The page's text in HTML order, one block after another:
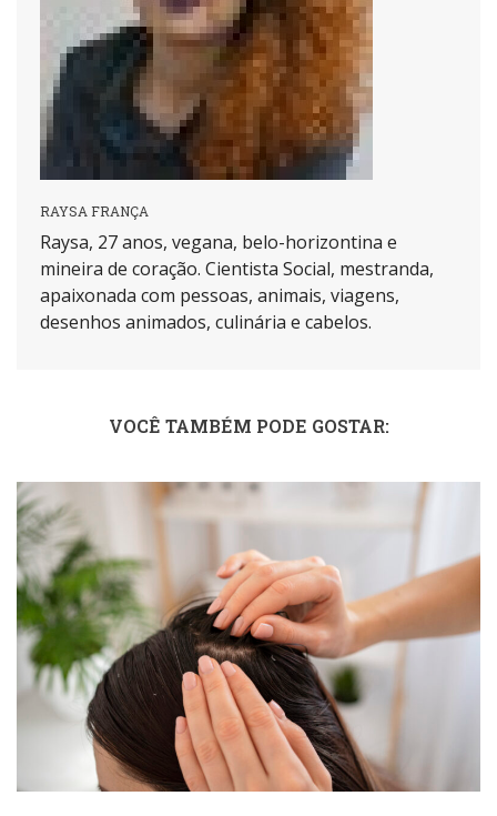
RAYSA FRANÇA
Raysa, 27 anos, vegana, belo-horizontina e
mineira de coração. Cientista Social, mestranda,
apaixonada com pessoas, animais, viagens,
desenhos animados, culinária e cabelos.
VOCÊ TAMBÉM PODE GOSTAR: